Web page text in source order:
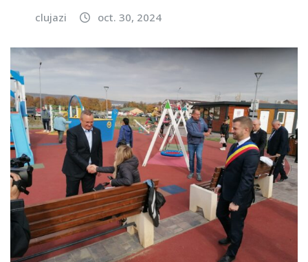
clujazi oct. 30, 2024